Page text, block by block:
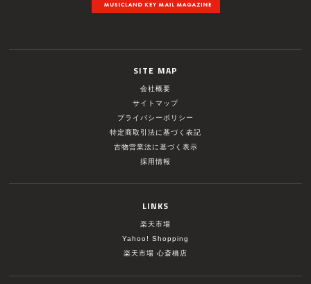
SITE MAP
会社概要
サイトマップ
プライバシーポリシー
特定商取引法に基づく表記
古物営業法に基づく表示
採用情報
LINKS
楽天市場
Yahoo! Shopping
楽天市場 心斎橋店